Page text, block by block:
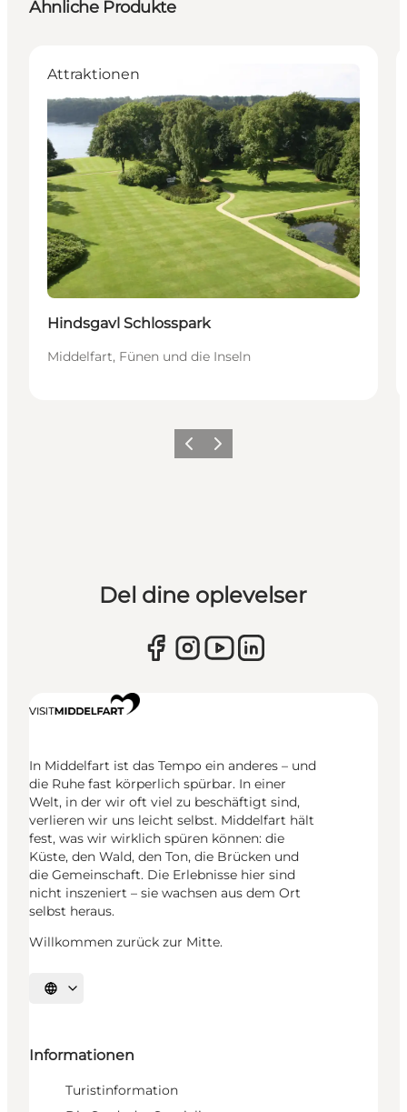
Ähnliche Produkte
Attraktionen
Hindsgavl Schlosspark
Middelfart, Fünen und die Inseln
ZurückWeiter
Del dine oplevelser
In Middelfart ist das Tempo ein anderes – und
die Ruhe fast körperlich spürbar. In einer
Welt, in der wir oft viel zu beschäftigt sind,
verlieren wir uns leicht selbst. Middelfart hält
fest, was wir wirklich spüren können: die
Küste, den Wald, den Ton, die Brücken und
die Gemeinschaft. Die Erlebnisse hier sind
nicht inszeniert – sie wachsen aus dem Ort
selbst heraus.
Willkommen zurück zur Mitte.
Sprache auswählen
Informationen
Turistinformation